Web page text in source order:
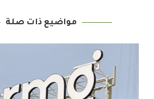
مواضيع ذات صلة